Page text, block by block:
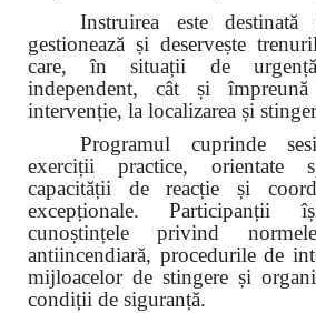
Instruirea este destinată
gestionează și deservește
care, în situații de
independent, cât și
intervenție, la localizarea și
Programul cuprinde
exerciții practice, orientate
capacității de reacție și
excepționale. Participanții
cunoștințele privind
antiincendiară, procedurile de
mijloacelor de stingere și
condiții de siguranță.